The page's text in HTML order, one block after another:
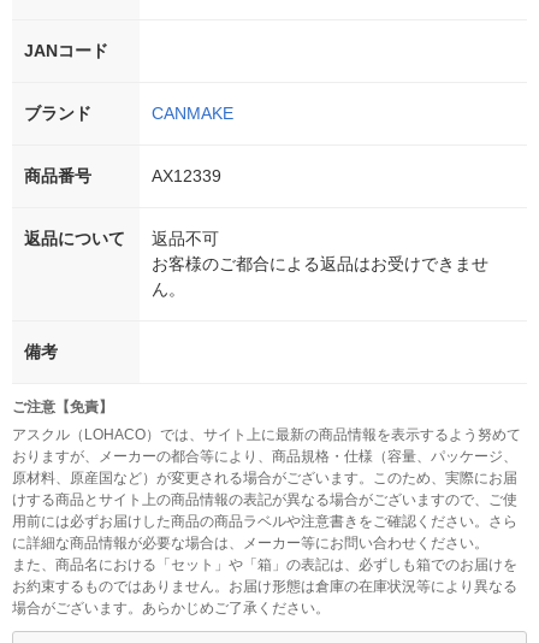
JANコード
ブランド CANMAKE
商品番号 AX12339
返品について
返品不可
お客様のご都合による返品はお受けできませ
ん。
備考
ご注意【免責】
アスクル（LOHACO）では、サイト上に最新の商品情報を表示するよう努めて
おりますが、メーカーの都合等により、商品規格・仕様（容量、パッケージ、
原材料、原産国など）が変更される場合がございます。このため、実際にお届
けする商品とサイト上の商品情報の表記が異なる場合がございますので、ご使
用前には必ずお届けした商品の商品ラベルや注意書きをご確認ください。さら
に詳細な商品情報が必要な場合は、メーカー等にお問い合わせください。
また、商品名における「セット」や「箱」の表記は、必ずしも箱でのお届けを
お約束するものではありません。お届け形態は倉庫の在庫状況等により異なる
場合がございます。あらかじめご了承ください。